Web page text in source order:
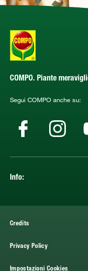
COMPO. Piante
Segui COMPO anche su:
Info:
Credits
Privacy Policy
Impostazioni Cookies